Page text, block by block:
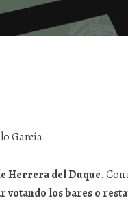
García.
Herrera del Duque.
los bares o